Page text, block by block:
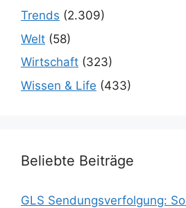
Trends (2.309)
Welt (58)
Wirtschaft (323)
Wissen & Life (433)
Beliebte Beiträge
GLS Sendungsverfolgung: